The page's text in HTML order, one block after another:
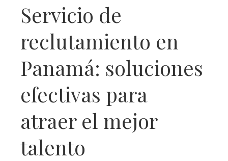
Servicio de
reclutamiento en
Panamá: soluciones
efectivas para
atraer el mejor
talento